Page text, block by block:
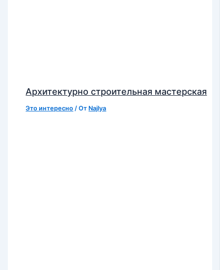
Архитектурно строительная мастерская
Это интересно / От Najlya